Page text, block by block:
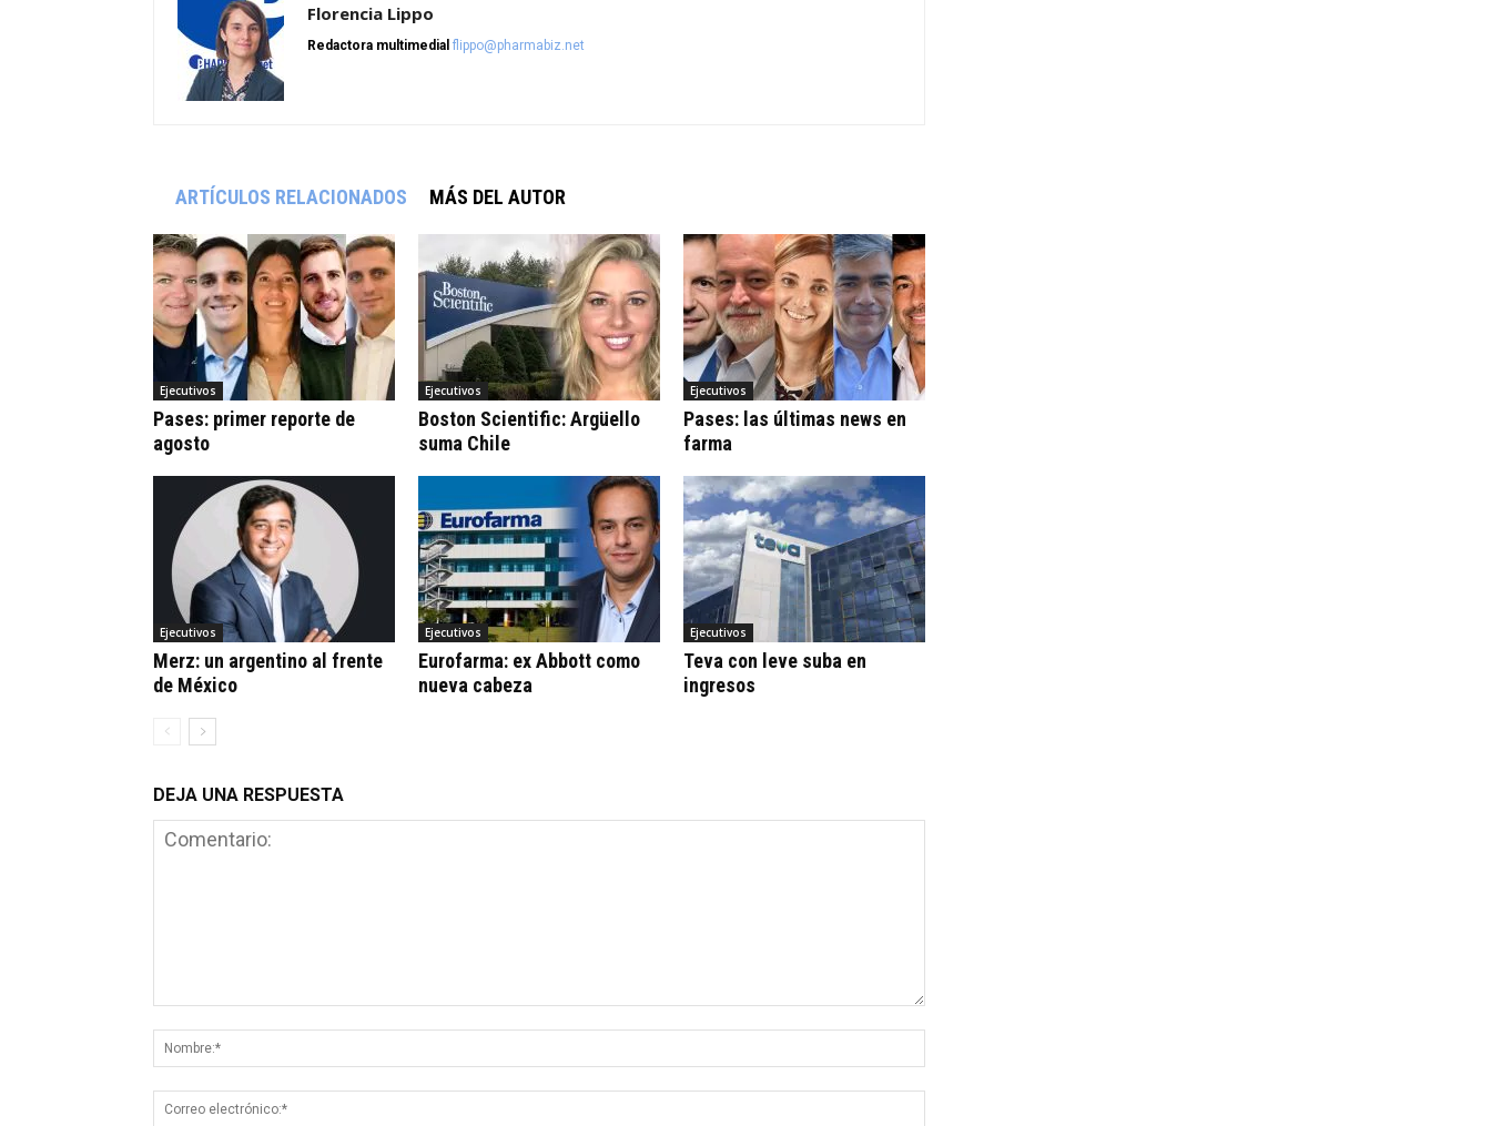
Florencia Lippo
Redactora multimedial flippo@pharmabiz.net
ARTÍCULOS RELACIONADOS MÁS DEL AUTOR
Ejecutivos
Pases: primer reporte de
agosto
Ejecutivos
Boston Scientific: Argüello
suma Chile
Ejecutivos
Pases: las últimas news en
farma
Ejecutivos
Merz: un argentino al frente
de México
Ejecutivos
Eurofarma: ex Abbott como
nueva cabeza
Ejecutivos
Teva con leve suba en
ingresos
DEJA UNA RESPUESTA